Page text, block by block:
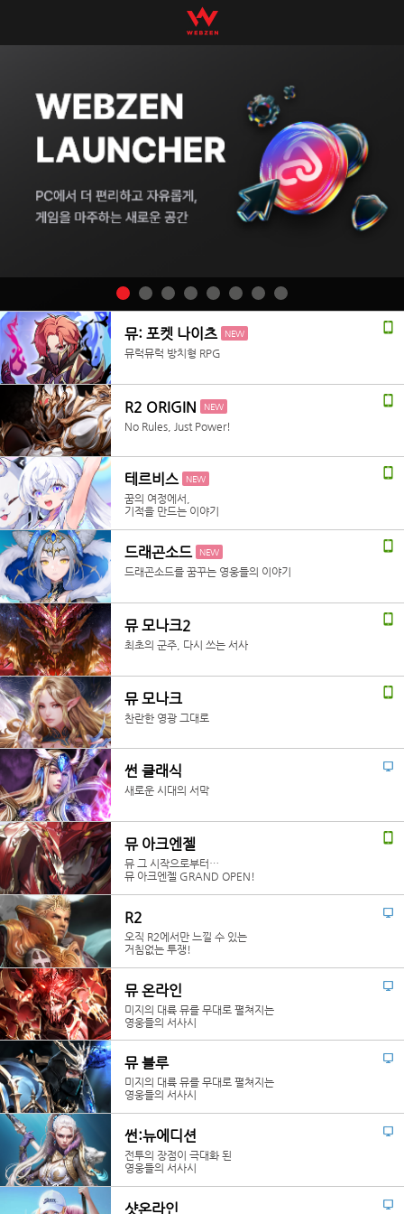
뮤: 포켓 나이츠 NEW
뮤럭뮤럭 방치형 RPG
R2 ORIGIN NEW
No Rules, Just Power!
테르비스 NEW
꿈의 여정에서,
기적을 만드는 이야기
드래곤소드 NEW
드래곤소드를 꿈꾸는 영웅들의 이야기
뮤 모나크2
최초의 군주, 다시 쓰는 서사
뮤 모나크
찬란한 영광 그대로
썬 클래식
새로운 시대의 서막
뮤 아크엔젤
뮤 그 시작으로부터…
뮤 아크엔젤 GRAND OPEN!
R2
오직 R2에서만 느낄 수 있는
거침없는 투쟁!
뮤 온라인
미지의 대륙 뮤를 무대로 펼쳐지는
영웅들의 서사시
뮤 블루
미지의 대륙 뮤를 무대로 펼쳐지는
영웅들의 서사시
썬:뉴에디션
전투의 장점이 극대화 된
영웅들의 서사시
샷온라인